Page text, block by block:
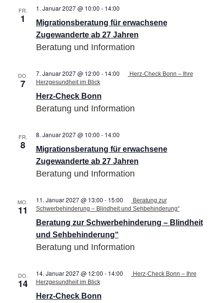
FR.
1
Migrationsberatung für erwachsene
Zugewanderte ab 27 Jahren
1. Januar 2027 @ 10:00 - 14:00
erwachsene
ab
27
Beratung und Information
DO.
7
Herz-Check Bonn
7. Januar 2027 @ 12:00 - 14:00
Herz-Check Bonn – Ihre
Herzgesundheit im Blick
Beratung und Information
FR.
8
Migrationsberatung für erwachsene
Zugewanderte ab 27 Jahren
8. Januar 2027 @ 10:00 - 14:00
erwachsene
ab
27
Beratung und Information
MO.
11
Beratung zur Schwerbehinderung – Blindheit
und Sehbehinderung“
11. Januar 2027 @ 13:00 - 15:00
Beratung zur
Schwerbehinderung – Blindheit und Sehbehinderung“
Beratung und Information
DO.
14
Herz-Check Bonn
14. Januar 2027 @ 12:00 - 14:00
Herz-Check Bonn – Ihre
Herzgesundheit im Blick